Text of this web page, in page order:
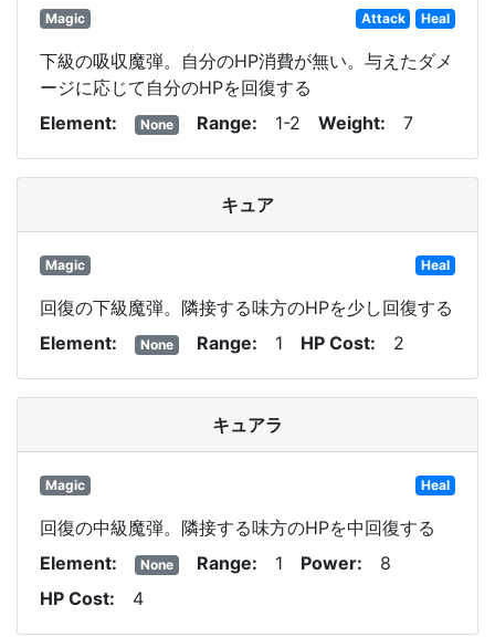
Magic Attack Heal
下級の吸収魔弾。自分のHP消費が無い。与えたダメ
ージに応じて自分のHPを回復する
Element
None Range 1-2 Weight 7
キュア
Magic Heal
回復の下級魔弾。隣接する味方のHPを少し回復する
Element
None Range 1 HP Cost 2
キュアラ
Magic Heal
回復の中級魔弾。隣接する味方のHPを中回復する
Element
None Range 1 Power
8
HP Cost
4